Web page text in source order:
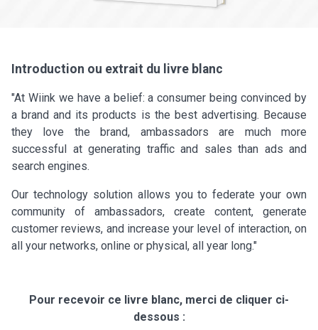
Introduction ou extrait du livre blanc
"At Wiink we have a belief: a consumer being convinced by
a brand and its products is the best advertising. Because
they love the brand, ambassadors are much more
successful at generating traffic and sales than ads and
search engines.
Our technology solution allows you to federate your own
community of ambassadors, create content, generate
customer reviews, and increase your level of interaction, on
all your networks, online or physical, all year long."
Pour recevoir ce livre blanc, merci de cliquer ci-
dessous :